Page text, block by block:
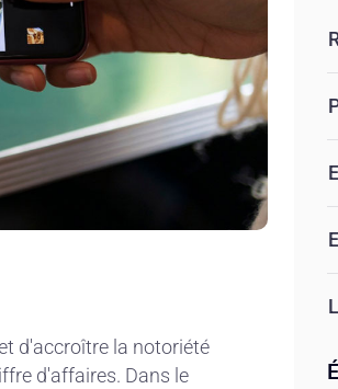
d'accroître la notoriété
d'affaires. Dans le